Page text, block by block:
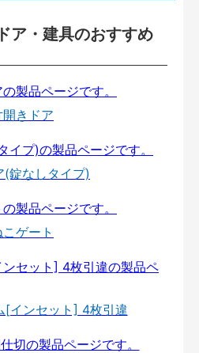
ア・建具のおすすめ
開きドア
(錠なしタイプ)
こゲート
[インセット] 4枚引違